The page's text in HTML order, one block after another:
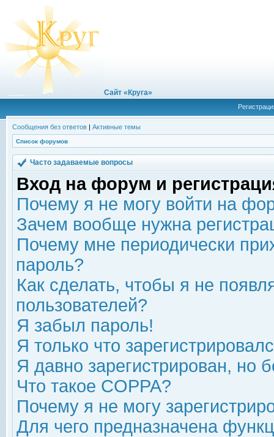
Сайт «Круга»
Сообщения без ответов | Активные темы
Список форумов
Часто задаваемые вопросы
Вход на форум и
Почему я не могу войти на
Зачем вообще нужна
Почему мне периодически
пароль?
Как сделать, чтобы я не
пользователей?
Я забыл пароль!
Я только что
Я давно зарегистрирован, но
Что такое COPPA?
Почему я не могу
Для чего предназначена